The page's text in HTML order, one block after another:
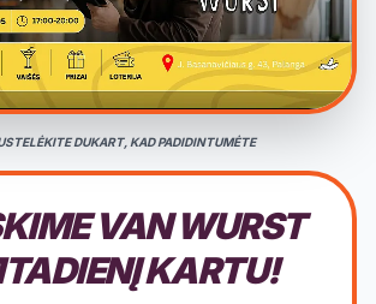
DUKART, KAD PADIDINTUMĖTE
VAN WURST
KARTU!